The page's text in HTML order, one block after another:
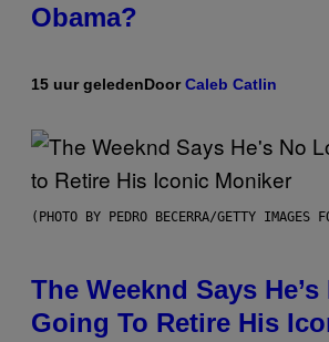
Obama?
15 uur geledenDoorCaleb Catlin
(PHOTO BY PEDRO BECERRA/GETTY IMAGES
The Weeknd Says
Going To Retire His